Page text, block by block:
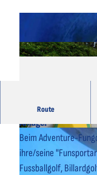
© Stefan Eichsteller | CC0
Route
Der Spielspaß für
Anlage.
Beim Adventure-
ihre/seine
Fussballgolf,